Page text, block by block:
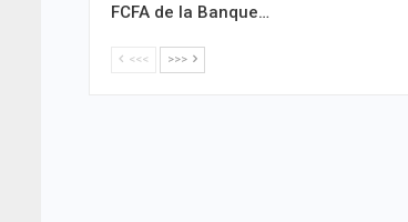
FCFA de la Banque…
<<< >>>